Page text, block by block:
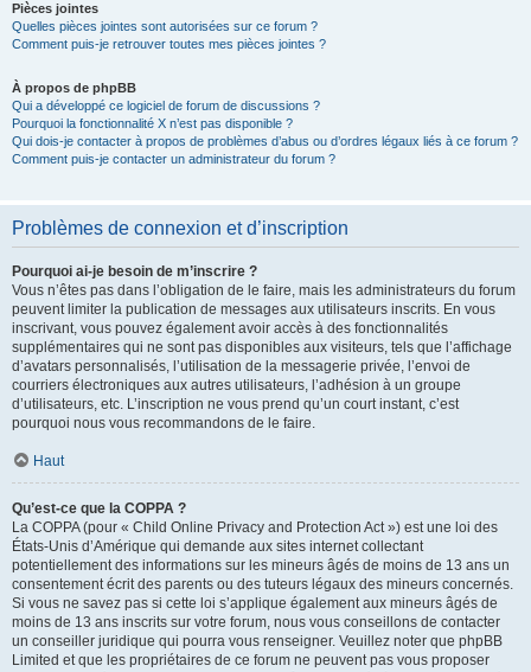
Pièces jointes
Quelles pièces jointes sont autorisées sur ce forum ?
Comment puis-je retrouver toutes mes pièces jointes ?
À propos de phpBB
Qui a développé ce logiciel de forum de discussions ?
Pourquoi la fonctionnalité X n’est pas disponible ?
Qui dois-je contacter à propos de problèmes d’abus ou d’ordres légaux liés à ce forum ?
Comment puis-je contacter un administrateur du forum ?
Problèmes de connexion et d’inscription
Pourquoi ai-je besoin de m’inscrire ?
Vous n’êtes pas dans l’obligation de le faire, mais les administrateurs du forum
peuvent limiter la publication de messages aux utilisateurs inscrits. En vous
inscrivant, vous pouvez également avoir accès à des fonctionnalités
supplémentaires qui ne sont pas disponibles aux visiteurs, tels que l’affichage
d’avatars personnalisés, l’utilisation de la messagerie privée, l’envoi de
courriers électroniques aux autres utilisateurs, l’adhésion à un groupe
d’utilisateurs, etc. L’inscription ne vous prend qu’un court instant, c’est
pourquoi nous vous recommandons de le faire.
Haut
Qu’est-ce que la COPPA ?
La COPPA (pour « Child Online Privacy and Protection Act ») est une loi des
États-Unis d’Amérique qui demande aux sites internet collectant
potentiellement des informations sur les mineurs âgés de moins de 13 ans un
consentement écrit des parents ou des tuteurs légaux des mineurs concernés.
Si vous ne savez pas si cette loi s’applique également aux mineurs âgés de
moins de 13 ans inscrits sur votre forum, nous vous conseillons de contacter
un conseiller juridique qui pourra vous renseigner. Veuillez noter que phpBB
Limited et que les propriétaires de ce forum ne peuvent pas vous proposer